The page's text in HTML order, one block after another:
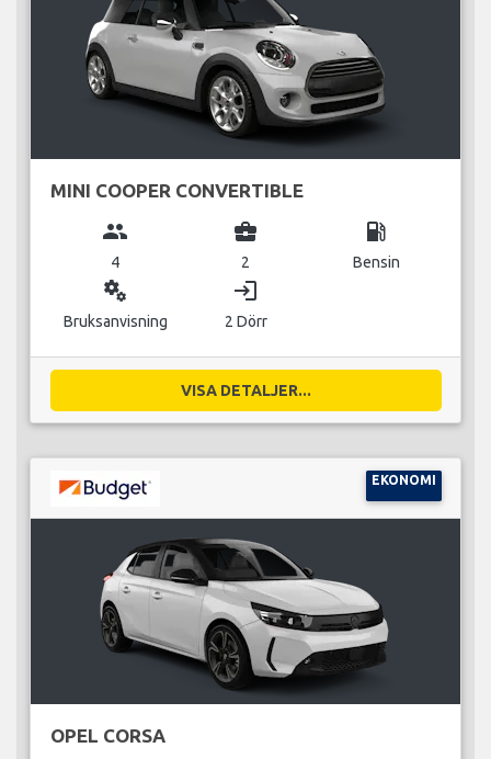
MINI COOPER CONVERTIBLE
group
4
business_center
2
local_gas_station
Bensin
miscellaneous_services
Bruksanvisning
login
2 Dörr
VISA DETALJER...
EKONOMI
OPEL CORSA